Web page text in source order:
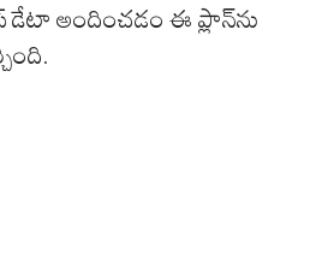
అందించడం ఈ ప్లాన్‌ను